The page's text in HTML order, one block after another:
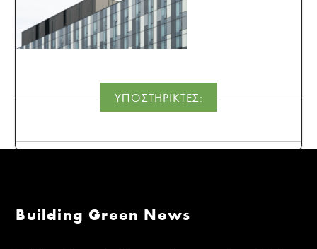
ΥΠΟΣΤΗΡΙΚΤΕΣ:
Building Green News